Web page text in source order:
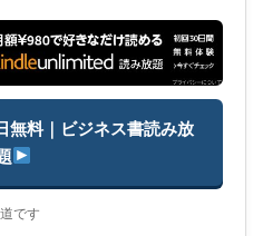
料｜ビジネス書読み放
です